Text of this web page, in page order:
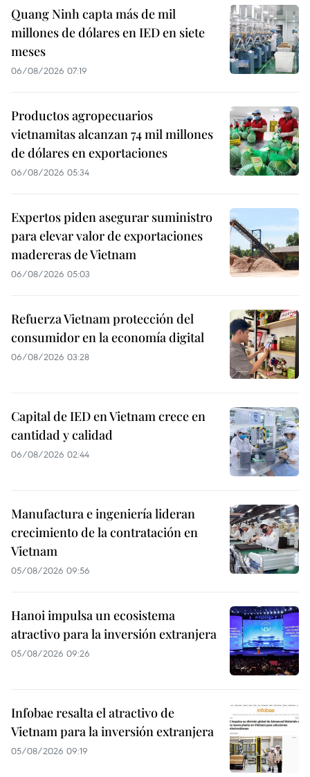
Quang Ninh capta más de mil
millones de dólares en IED en siete
meses
06/08/2026 07:19
Productos agropecuarios
vietnamitas alcanzan 74 mil millones
de dólares en exportaciones
06/08/2026 05:34
Expertos piden asegurar suministro
para elevar valor de exportaciones
madereras de Vietnam
06/08/2026 05:03
Refuerza Vietnam protección del
consumidor en la economía digital
06/08/2026 03:28
Capital de IED en Vietnam crece en
cantidad y calidad
06/08/2026 02:44
Manufactura e ingeniería lideran
crecimiento de la contratación en
Vietnam
05/08/2026 09:56
Hanoi impulsa un ecosistema
atractivo para la inversión extranjera
05/08/2026 09:26
Infobae resalta el atractivo de
Vietnam para la inversión extranjera
05/08/2026 09:19